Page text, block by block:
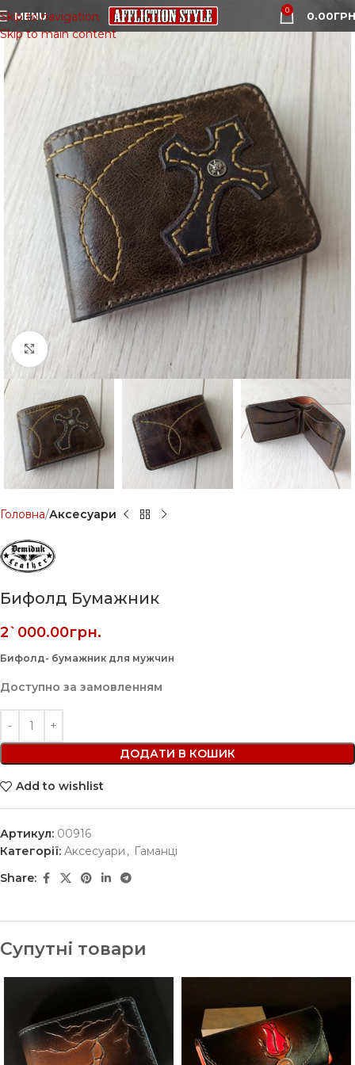
Skip to navigation
Skip to main content
MENU 0 0.00
Click to enlarge
Головна Аксесуари
Бифолд Бумажник
2`000.00грн.
Бифолд- бумажник для мужчин
Доступно за замовленням
ДОДАТИ В КОШИК
Add to wishlist
Артикул: 00916
Категорії: Аксесуари , Гаманці
Share:
Супутні товари